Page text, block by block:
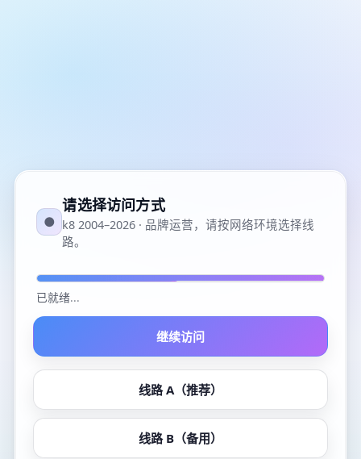
●
请选择访问方式
k8 2004–2026 · 品牌运营，请按网络环境选择线
路。
已就绪...
继续访问
线路 A（推荐）
线路 B（备用）